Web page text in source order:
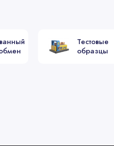
280-360А
Тестовые
образцы